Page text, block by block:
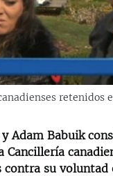
LA VIVIENDA EN CUBA
retenidos
Adam Babuik
Cancillería
contra su voluntad